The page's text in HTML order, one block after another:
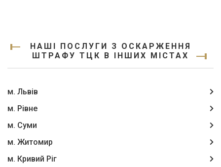
НАШІ ПОСЛУГИ З ОСКАРЖЕННЯ
ШТРАФУ ТЦК В ІНШИХ МІСТАХ
м. Львів
м. Рівне
м. Суми
м. Житомир
м. Кривий Ріг